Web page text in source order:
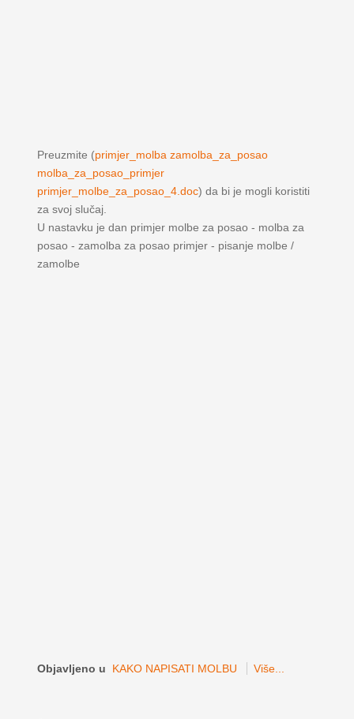
Preuzmite (primjer_molba zamolba_za_posao
molba_za_posao_primjer
primjer_molbe_za_posao_4.doc) da bi je mogli koristiti
za svoj slučaj.
U nastavku je dan primjer molbe za posao - molba za
posao - zamolba za posao primjer - pisanje molbe /
zamolbe
Objavljeno u KAKO NAPISATI MOLBU Više...